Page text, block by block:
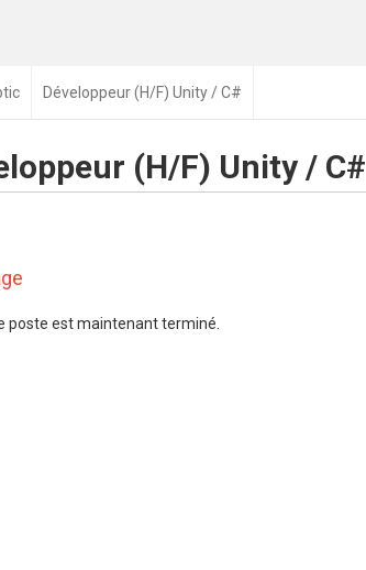
Développeur (H/F) Unity / C#
(H/F) Unity / C#
poste est maintenant terminé.